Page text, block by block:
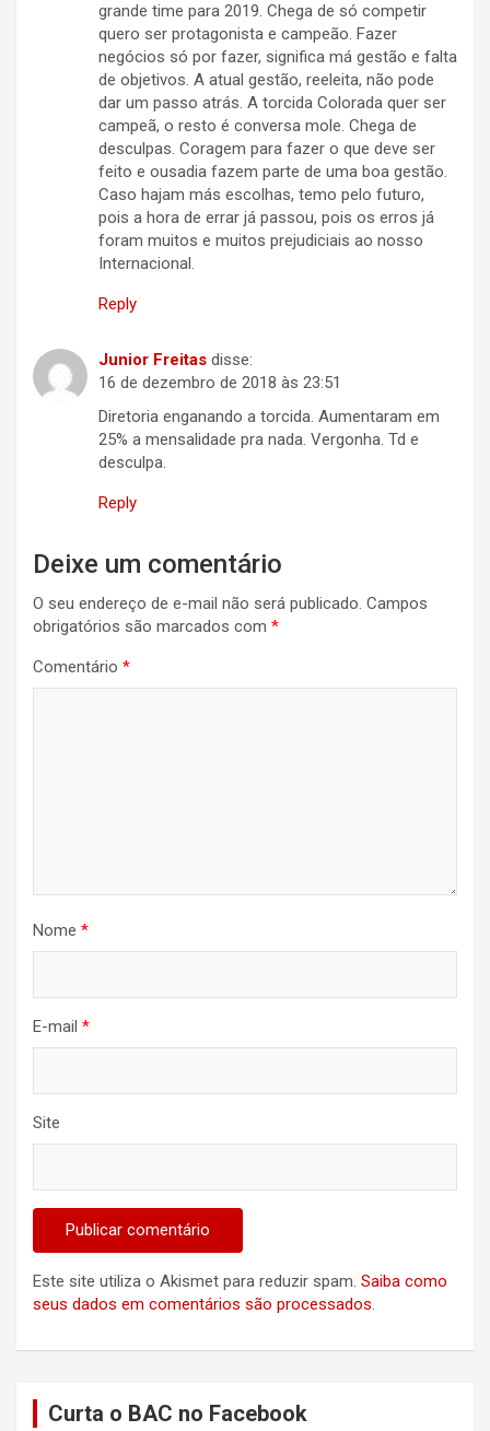
grande time para 2019. Chega de só competir
quero ser protagonista e campeão. Fazer
negócios só por fazer, significa má gestão e falta
de objetivos. A atual gestão, reeleita, não pode
dar um passo atrás. A torcida Colorada quer ser
campeã, o resto é conversa mole. Chega de
desculpas. Coragem para fazer o que deve ser
feito e ousadia fazem parte de uma boa gestão.
Caso hajam más escolhas, temo pelo futuro,
pois a hora de errar já passou, pois os erros já
foram muitos e muitos prejudiciais ao nosso
Internacional.
Reply
Junior Freitas disse:
16 de dezembro de 2018 às 23:51
Diretoria enganando a torcida. Aumentaram em
25% a mensalidade pra nada. Vergonha. Td e
desculpa.
Reply
Deixe um comentário
O seu endereço de e-mail não será publicado. Campos
obrigatórios são marcados com *
Comentário *
Nome *
E-mail *
Site
Este site utiliza o Akismet para reduzir spam. Saiba como
seus dados em comentários são processados.
Curta o BAC no Facebook